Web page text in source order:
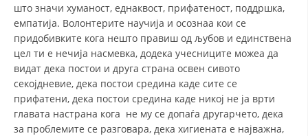
што значи хуманост, еднаквост, прифатеност, поддршка,
емпатија. Волонтерите научија и осознаа кои се
придобивките кога нешто правиш од љубов и единствена
цел ти е нечија насмевка, додека учесниците можеа да
видат дека постои и друга страна освен сивото
секојдневие, дека постои средина каде сите се
прифатени, дека постои средина каде никој не ја врти
главата настрана кога не му се допаѓа другарчето, дека
за проблемите се разговара, дека хигиената е најважна,